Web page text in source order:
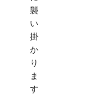
襲
い
掛
か
り
ま
す